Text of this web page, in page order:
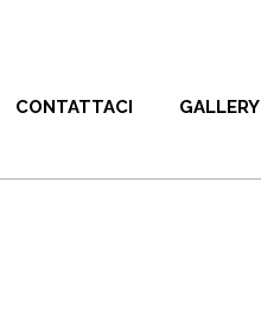
CONTATTACI GALLERY